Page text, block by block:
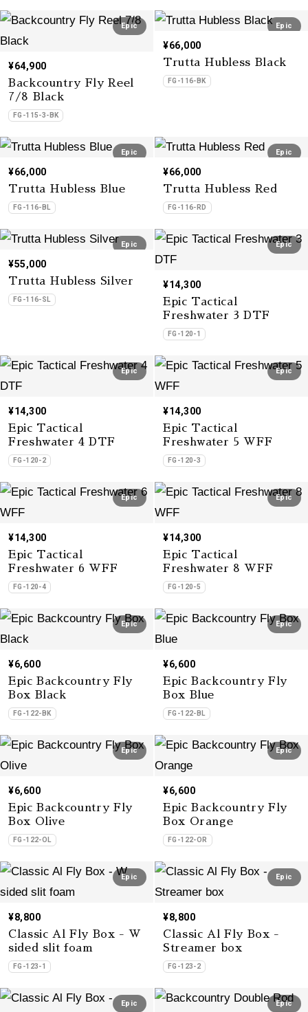
Epic
¥64,900
Backcountry Fly Reel
7/8 Black
FG-115-3-BK
Epic
¥66,000
Trutta Hubless Black
FG-116-BK
Epic
¥66,000
Trutta Hubless Blue
FG-116-BL
Epic
¥66,000
Trutta Hubless Red
FG-116-RD
Epic
¥55,000
Trutta Hubless Silver
FG-116-SL
Epic
¥14,300
Epic Tactical
Freshwater 3 DTF
FG-120-1
Epic
¥14,300
Epic Tactical
Freshwater 4 DTF
FG-120-2
Epic
¥14,300
Epic Tactical
Freshwater 5 WFF
FG-120-3
Epic
¥14,300
Epic Tactical
Freshwater 6 WFF
FG-120-4
Epic
¥14,300
Epic Tactical
Freshwater 8 WFF
FG-120-5
Epic
¥6,600
Epic Backcountry Fly
Box Black
FG-122-BK
Epic
¥6,600
Epic Backcountry Fly
Box Blue
FG-122-BL
Epic
¥6,600
Epic Backcountry Fly
Box Olive
FG-122-OL
Epic
¥6,600
Epic Backcountry Fly
Box Orange
FG-122-OR
Epic
¥8,800
Classic Al Fly Box - W
sided slit foam
FG-123-1
Epic
¥8,800
Classic Al Fly Box -
Streamer box
FG-123-2
Epic Epic